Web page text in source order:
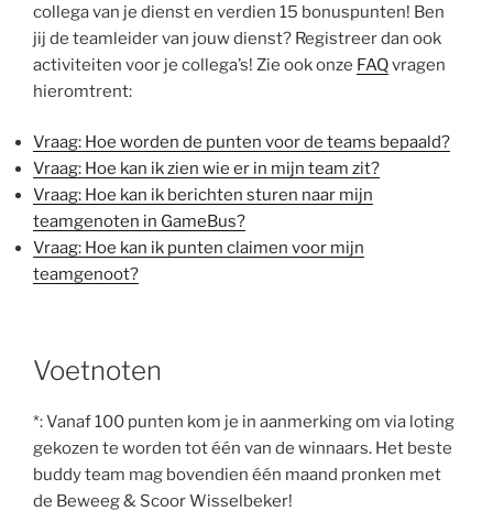
collega van je dienst en verdien 15 bonuspunten! Ben
jij de teamleider van jouw dienst? Registreer dan ook
activiteiten voor je collega’s! Zie ook onze FAQvragen
hieromtrent:
Vraag: Hoe worden de punten voor de teams bepaald?
Vraag: Hoe kan ik zien wie er in mijn team zit?
Vraag: Hoe kan ik berichten sturen naar mijn
teamgenoten in GameBus?
Vraag: Hoe kan ik punten claimen voor mijn
teamgenoot?
Voetnoten
*: Vanaf 100 punten kom je in aanmerking om via loting
gekozen te worden tot één van de winnaars. Het beste
buddy team mag bovendien één maand pronken met
de Beweeg & Scoor Wisselbeker!